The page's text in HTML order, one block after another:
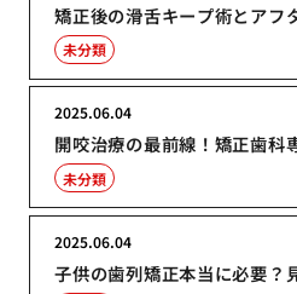
矯正後の滑舌キープ術とアフ
未分類
開咬治療の最前線！矯正歯科
2025.06.04
未分類
子供の歯列矯正本当に必要？
2025.06.04